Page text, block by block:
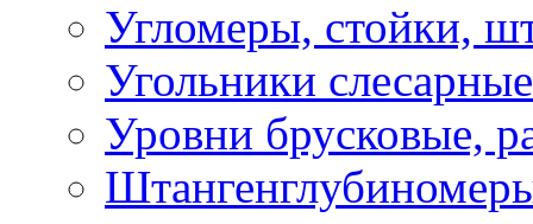
Угломеры, стойки,
Угольники слесарные
Уровни брусковые,